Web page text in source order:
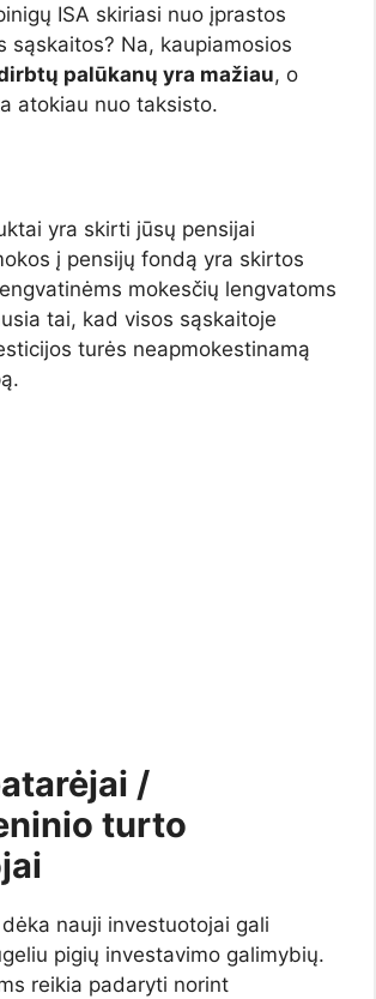
ISA skiriasi nuo įprastos
sąskaitos? Na, kaupiamosios
palūkanų yra mažiau, o
atokiau nuo taksisto.
yra skirti jūsų pensijai
į pensijų fondą yra skirtos
mokesčių lengvatoms
tai, kad visos sąskaitoje
turės neapmokestinamą
/
turto
nauji investuotojai gali
pigių investavimo galimybių.
reikia padaryti norint